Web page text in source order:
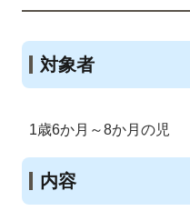
対象者
1歳6か月～8か月の児
内容